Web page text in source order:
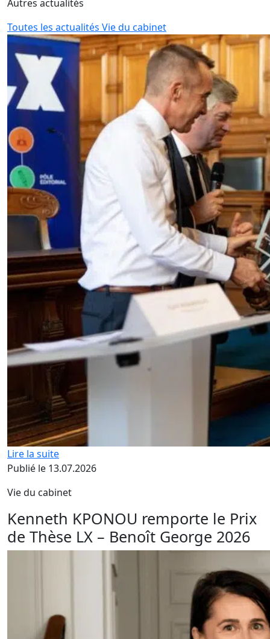
Autres actualités
Toutes les actualités Vie du cabinet
Lire la suite
Publié le 13.07.2026
Vie du cabinet
Kenneth KPONOU remporte le Prix
de Thèse LX – Benoît George 2026